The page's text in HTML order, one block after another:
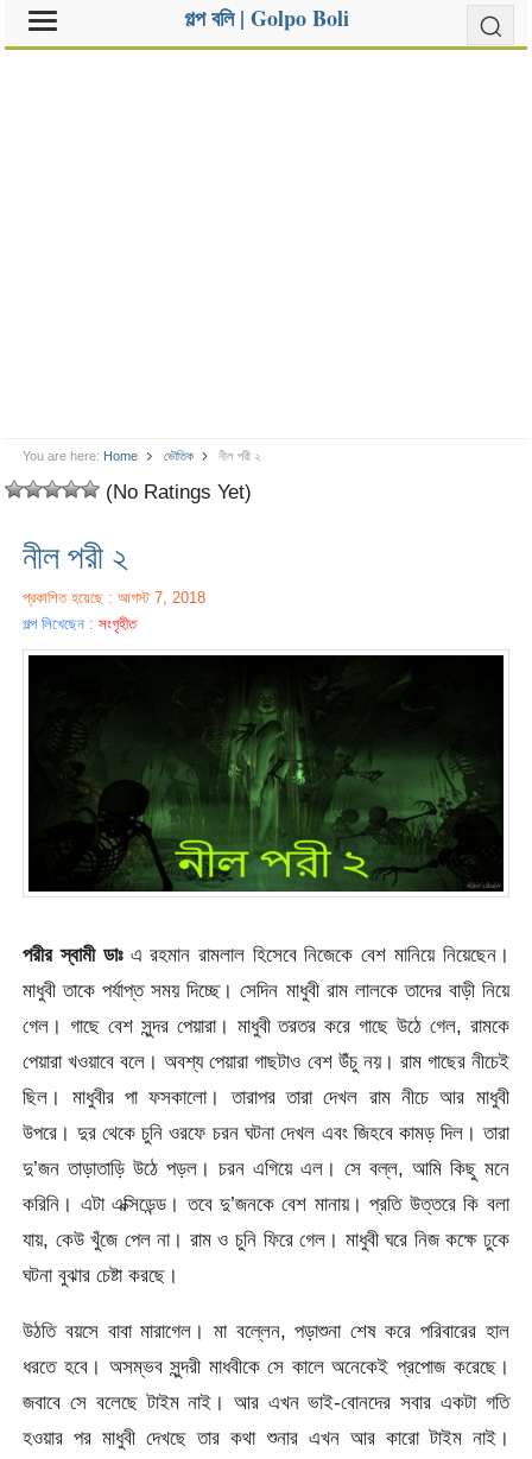
গল্প বলি | Golpo Boli
You are here: Home ভৌতিক নীল পরী ২
(No Ratings Yet)
নীল পরী ২
প্রকাশিত হয়েছে : আগস্ট 7, 2018
গল্প লিখেছেন :সংগৃহীত
পরীর স্বামী ডাঃএ রহমান রামলাল হিসেবে নিজেকে বেশ মানিয়ে নিয়েছেন।
মাধুবী তাকে পর্যাপ্ত সময় দিচ্ছে। সেদিন মাধুবী রাম লালকে তাদের বাড়ী নিয়ে
গেল। গাছে বেশ সুন্দর পেয়ারা। মাধুবী তরতর করে গাছে উঠে গেল, রামকে
পেয়ারা খওয়াবে বলে। অবশ্য পেয়ারা গাছটাও বেশ উঁচু নয়। রাম গাছের নীচেই
ছিল। মাধুবীর পা ফসকালো। তারাপর তারা দেখল রাম নীচে আর মাধুবী
উপরে। দুর থেকে চুনি ওরফে চরন ঘটনা দেখল এবং জিহবে কামড় দিল। তারা
দু’জন তাড়াতাড়ি উঠে পড়ল। চরন এগিয়ে এল। সে বল্ল, আমি কিছু মনে
করিনি। এটা এক্সিডেন্ড। তবে দু’জনকে বেশ মানায়। প্রতি উত্তরে কি বলা
যায়, কেউ খুঁজে পেল না। রাম ও চুনি ফিরে গেল। মাধুবী ঘরে নিজ কক্ষে ঢুকে
ঘটনা বুঝার চেষ্টা করছে।
উঠতি বয়সে বাবা মারাগেল। মা বল্লেন, পড়াশুনা শেষ করে পরিবারের হাল
ধরতে হবে। অসম্ভব সুন্দরী মাধবীকে সে কালে অনেকেই প্রপোজ করেছে।
জবাবে সে বলেছে টাইম নাই। আর এখন ভাই-বোনদের সবার একটা গতি
হওয়ার পর মাধুবী দেখছে তার কথা শুনার এখন আর কারো টাইম নাই।